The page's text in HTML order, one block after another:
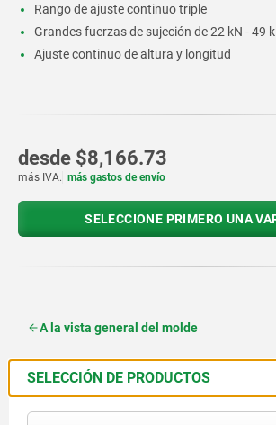
Rango de ajuste continuo triple
Grandes fuerzas de sujeción de 22 kN - 49
Ajuste continuo de altura y longitud
desde $8,166.73
más IVA. más gastos de envío
SELECCIONE PRIMERO UNA
A la vista general del molde
SELECCIÓN DE PRODUCTOS